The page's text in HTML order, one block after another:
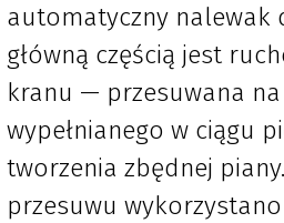
automatyczny nalewak
główną częścią jest
kranu — przesuwana
wypełnianego w ciągu
tworzenia zbędnej
przesuwu